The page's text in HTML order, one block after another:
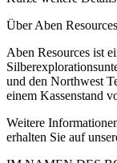
Über Aben
Aben Resources ist
und den Northwest
einem Kassenstand
Weitere
erhalten Sie auf